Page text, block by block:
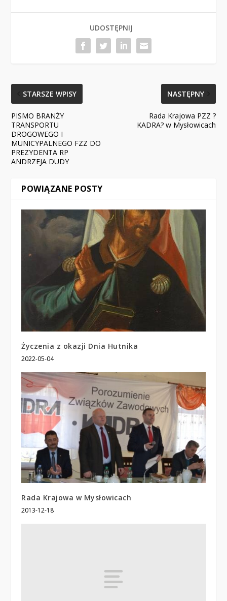
UDOSTĘPNIJ
STARSZE WPISY
PISMO BRANŻY
TRANSPORTU
DROGOWEGO I
MUNICYPALNEGO FZZ DO
PREZYDENTA RP
ANDRZEJA DUDY
NASTĘPNY
Rada Krajowa PZZ ?
KADRA? w Mysłowicach
POWIĄZANE POSTY
Życzenia z okazji Dnia Hutnika
2022-05-04
Rada Krajowa w Mysłowicach
2013-12-18